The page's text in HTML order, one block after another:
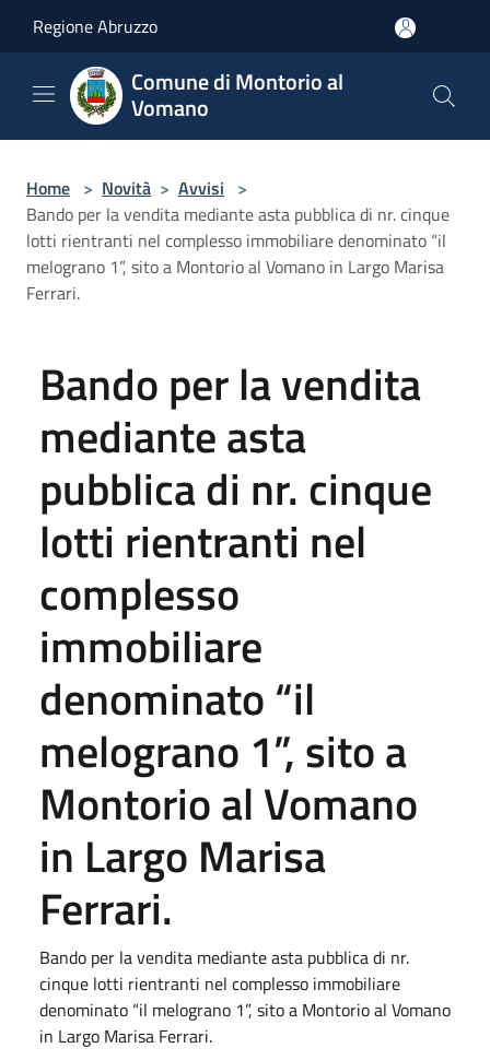
Regione Abruzzo
Comune di Montorio al
Vomano
Home > Novità > Avvisi >
Bando per la vendita mediante asta pubblica di nr. cinque
lotti rientranti nel complesso immobiliare denominato “il
melograno 1”, sito a Montorio al Vomano in Largo Marisa
Ferrari.
Bando per la vendita
mediante asta
pubblica di nr. cinque
lotti rientranti nel
complesso
immobiliare
denominato “il
melograno 1”, sito a
Montorio al Vomano
in Largo Marisa
Ferrari.
Bando per la vendita mediante asta pubblica di nr.
cinque lotti rientranti nel complesso immobiliare
denominato “il melograno 1”, sito a Montorio al Vomano
in Largo Marisa Ferrari.